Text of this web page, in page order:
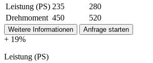
Leistung (PS) 235
280
Drehmoment 450 520
Weitere Informationen Anfrage starten
+ 19%
Leistung (PS)